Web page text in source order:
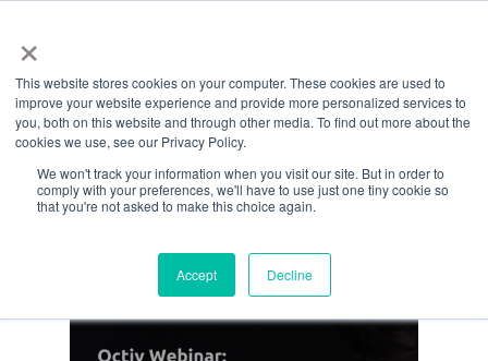
×
This website stores cookies on your computer. These cookies are used to
improve your website experience and provide more personalized services to
you, both on this website and through other media. To find out more about the
cookies we use, see our Privacy Policy.
We won't track your information when you visit our site. But in order to
comply with your preferences, we'll have to use just one tiny cookie so
that you're not asked to make this choice again.
Accept Decline
Hauptinhalt
springen
Monatliche Archive
September
2024